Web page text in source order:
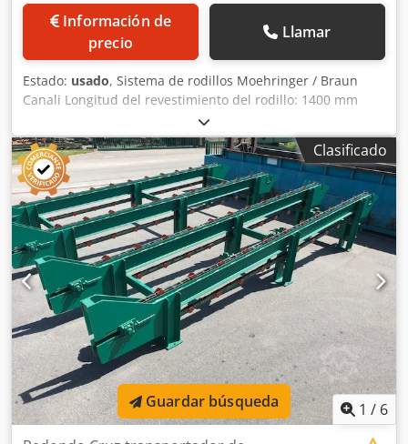
Información de
precio
Llamar
Estado: usado, Sistema de rodillos Moehringer / Braun
Canali Longitud del revestimiento del rodillo: 1400 mm
Distancia entre rodillos: 700 mm Crjdjdffnhjpfx Ah Hof
Longitud total: aproximadamente 11000 mm
Clasificado
1 / 6
Guardar búsqueda